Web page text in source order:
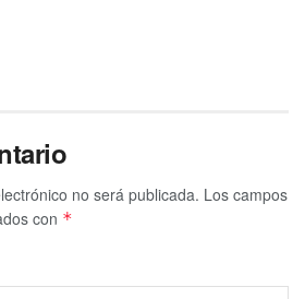
no será publicada. Los campos
con *